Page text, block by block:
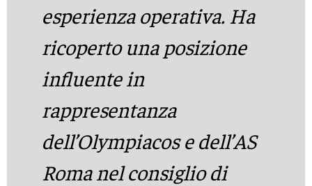
esperienza operativa. Ha
ricoperto una posizione
influente in
rappresentanza
dell’Olympiacos e dell’AS
Roma nel consiglio di